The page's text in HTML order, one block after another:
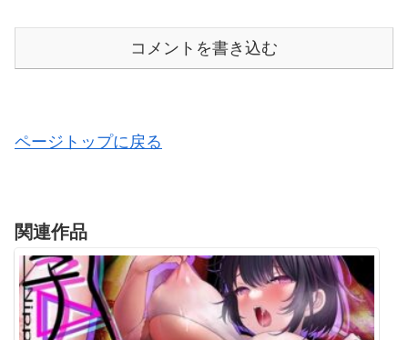
コメントを書き込む
ページトップに戻る
関連作品